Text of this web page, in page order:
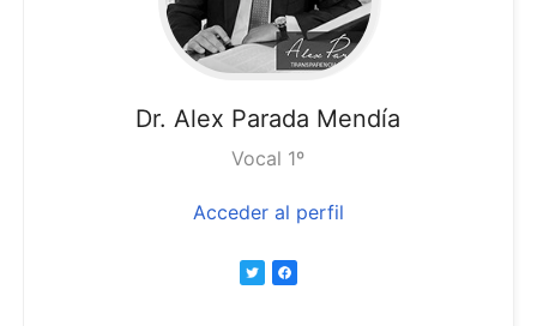
Dr. Alex Parada Mendía
Vocal 1º
Acceder al perfil